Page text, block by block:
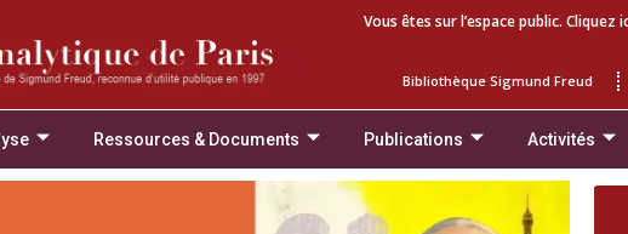
Vous êtes sur l’espace public.
Bibliothèque Sigmund Freud
Ressources & Documents Publications Activités